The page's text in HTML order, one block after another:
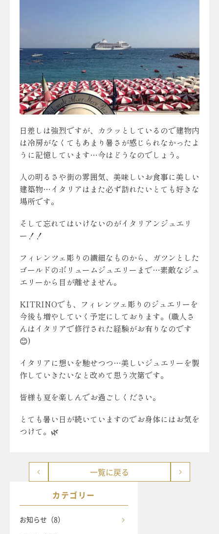
カテゴリー
お知らせ（8）
日差しは強烈ですが、カラッとしているので建物内
は冷房がなくてもあまり暑さが感じられなかったよ
うに記憶しています…今はどうなのでしょう。
人の明るさや街の雰囲気、美味しいお食事に美しい
建築物…イタリアはまた必ず訪れたいとても好きな
場所です。
そして忘れてはいけないのがイタリアンジュエリ
ー！！
フィレンツェ彫りの繊細なものから、ガツンとした
ゴールドのボリュームジュエリーまで…素敵なジュ
エリーから目が離せません。
KITRINOでも、フィレンツェ彫りのジュエリーを
今後も増やしていく予定にしております。(職人さ
んはイタリアで修行された経験がお有りなのです
😊)
イタリアに想いを馳せつつ…美しいジュエリーを製
作していきたいなと改めて思う次第です。
皆様も夏を楽しんでお過ごしください。
とても暑い日が続いていますのでお身体にはお気を
つけて。🌿
一覧に戻る